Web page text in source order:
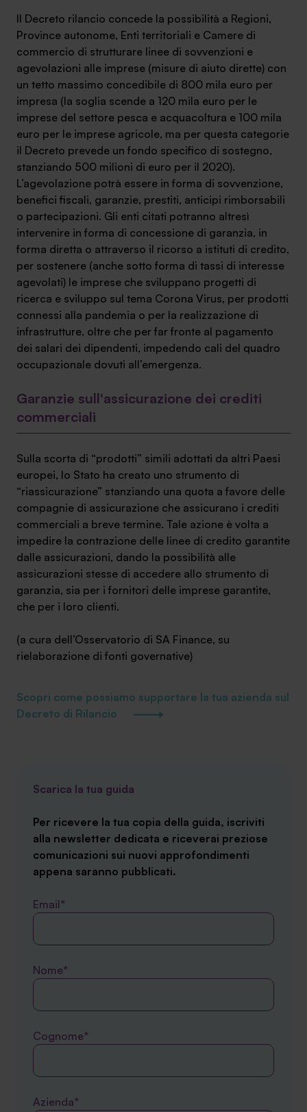
Il Decreto rilancio concede la possibilità a Regioni,
Province autonome, Enti territoriali e Camere di
commercio di strutturare linee di sovvenzioni e
agevolazioni alle imprese (misure di aiuto dirette) con
un tetto massimo concedibile di 800 mila euro per
impresa (la soglia scende a 120 mila euro per le
imprese del settore pesca e acquacoltura e 100 mila
euro per le imprese agricole, ma per questa categorie
il Decreto prevede un fondo specifico di sostegno,
stanziando 500 milioni di euro per il 2020).
L’agevolazione potrà essere in forma di sovvenzione,
benefici fiscali, garanzie, prestiti, anticipi rimborsabili
o partecipazioni. Gli enti citati potranno altresì
intervenire in forma di concessione di garanzia, in
forma diretta o attraverso il ricorso a istituti di credito,
per sostenere (anche sotto forma di tassi di interesse
agevolati) le imprese che sviluppano progetti di
ricerca e sviluppo sul tema Corona Virus, per prodotti
connessi alla pandemia o per la realizzazione di
infrastrutture, oltre che per far fronte al pagamento
dei salari dei dipendenti, impedendo cali del quadro
occupazionale dovuti all’emergenza.
Garanzie sull'assicurazione dei crediti
commerciali
Sulla scorta di “prodotti” simili adottati da altri Paesi
europei, lo Stato ha creato uno strumento di
“riassicurazione” stanziando una quota a favore delle
compagnie di assicurazione che assicurano i crediti
commerciali a breve termine. Tale azione è volta a
impedire la contrazione delle linee di credito garantite
dalle assicurazioni, dando la possibilità alle
assicurazioni stesse di accedere allo strumento di
garanzia, sia per i fornitori delle imprese garantite,
che per i loro clienti.
(a cura dell’Osservatorio di SA Finance, su
rielaborazione di fonti governative)
Scopri come possiamo supportare la tua azienda sul
Decreto di Rilancio
Scarica la tua guida
Per ricevere la tua copia della guida, iscriviti
alla newsletter dedicata e riceverai preziose
comunicazioni sui nuovi approfondimenti
appena saranno pubblicati.
Email*
Nome*
Cognome*
Azienda*